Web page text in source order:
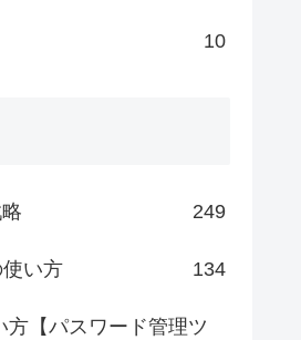
10
249
い方 134
方【パスワード管理ツ